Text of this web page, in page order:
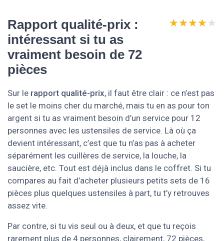
Rapport qualité-prix :
intéressant si tu as
vraiment besoin de 72
pièces
★★★★★
★★★★★
Sur le rapport qualité-prix, il faut être clair : ce n’est pas
le set le moins cher du marché, mais tu en as pour ton
argent si tu as vraiment besoin d’un service pour 12
personnes avec les ustensiles de service. Là où ça
devient intéressant, c’est que tu n’as pas à acheter
séparément les cuillères de service, la louche, la
saucière, etc. Tout est déjà inclus dans le coffret. Si tu
compares au fait d’acheter plusieurs petits sets de 16
pièces plus quelques ustensiles à part, tu t’y retrouves
assez vite.
Par contre, si tu vis seul ou à deux, et que tu reçois
rarement plus de 4 personnes, clairement, 72 pièces,